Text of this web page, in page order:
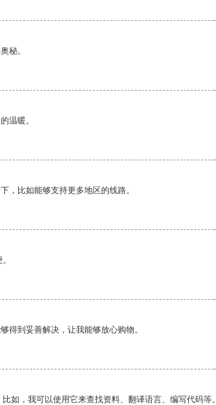
秘。
温暖。
，比如能够支持更多地区的线路。
得到妥善解决，让我能够放心购物。
如，我可以使用它来查找资料、翻译语言、编写代码等。